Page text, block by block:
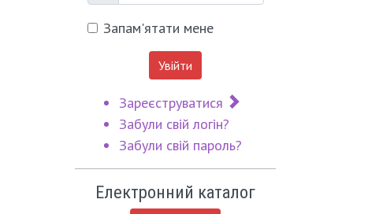
Запам'ятати мене
Увійти
Зареєструватися
Забули свій логін?
Забули свій пароль?
Електронний каталог